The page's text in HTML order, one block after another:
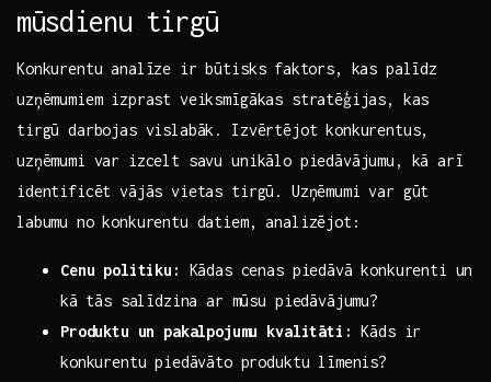
mūsdienu tirgū
Konkurentu analīze ir ‍būtisks ⁢faktors, kas palīdz
uzņēmumiem izprast veiksmīgākas stratēģijas, kas
tirgū​ darbojas vislabāk. Izvērtējot konkurentus,
uzņēmumi var izcelt savu unikālo piedāvājumu, ‌kā arī
identificēt vājās vietas tirgū. Uzņēmumi ‍var gūt
labumu no konkurentu datiem, analizējot:
Cenu politiku:
Kādas cenas piedāvā konkurenti un
⁣kā tās salīdzina ‌ar mūsu piedāvājumu?
Produktu un pakalpojumu kvalitāti: Kāds ir
konkurentu piedāvāto produktu līmenis?